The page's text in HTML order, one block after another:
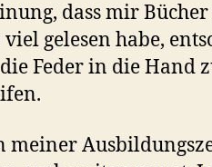
dass mir
gelesen habe,
Feder in die Hand
meiner